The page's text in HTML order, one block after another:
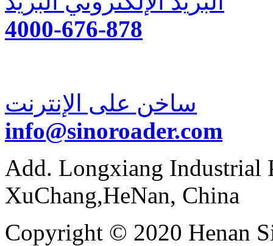
4000-676-878
ساخن على الإنترنت
info@sinoroader.com
Add. Longxiang Industrial
XuChang,HeNan, China
Copyright © 2020 Henan